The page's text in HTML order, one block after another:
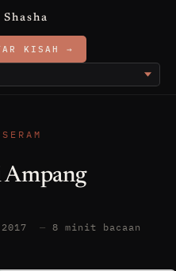
KISAH →
Ampang
— 8 minit bacaan